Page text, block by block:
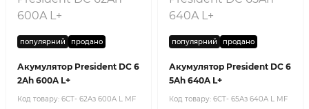
популярний продано
Акумулятор President DC 6
2Ah 600A L+
Код товару: 6CT- 62Aз 600A L MF
популярний продано
Акумулятор President DC 6
5Ah 640A L+
Код товару: 6CT- 65Aз 640A L MF